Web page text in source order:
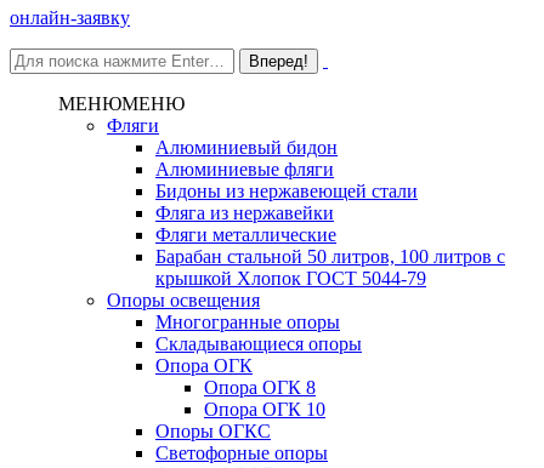
онлайн-заявку
МЕНЮМЕНЮ
Фляги
Алюминиевый бидон
Алюминиевые фляги
Бидоны из нержавеющей стали
Фляга из нержавейки
Фляги металлические
Барабан стальной 50 литров, 100 литров с
крышкой Хлопок ГОСТ 5044-79
Опоры освещения
Многогранные опоры
Складывающиеся опоры
Опора ОГК
Опора ОГК 8
Опора ОГК 10
Опоры ОГКС
Светофорные опоры